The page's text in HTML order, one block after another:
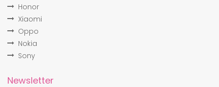
Honor
Xiaomi
Oppo
Nokia
Sony
Newsletter